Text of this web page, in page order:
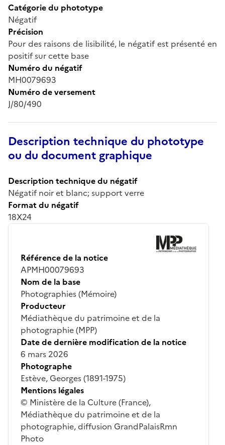
Catégorie du phototype
Négatif
Précision
Pour des raisons de lisibilité, le négatif est présenté en
positif sur cette base
Numéro du négatif
MH0079693
Numéro de versement
J/80/490
Description technique du phototype
ou du document graphique
Description technique du négatif
Négatif noir et blanc; support verre
Format du négatif
18X24
Référence de la notice
APMH00079693
Nom de la base
Photographies (Mémoire)
Producteur
Médiathèque du patrimoine et de la
photographie (MPP)
Date de dernière modification de la notice
6 mars 2026
Photographe
Estève, Georges (1891-1975)
Mentions légales
© Ministère de la Culture (France),
Médiathèque du patrimoine et de la
photographie, diffusion GrandPalaisRmn
Photo